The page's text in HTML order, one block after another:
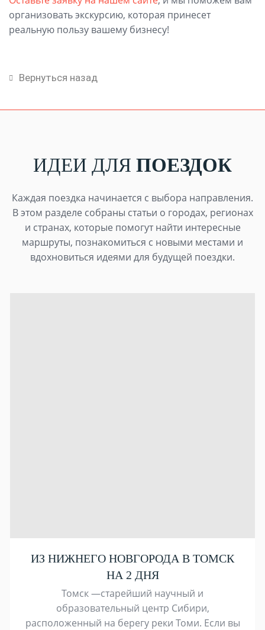
организовать экскурсию, которая принесет
реальную пользу вашему бизнесу!
Вернуться назад
ИДЕИ ДЛЯ ПОЕЗДОК
Каждая поездка начинается с выбора направления.
В этом разделе собраны статьи о городах, регионах
и странах, которые помогут найти интересные
маршруты, познакомиться с новыми местами и
вдохновиться идеями для будущей поездки.
ИЗ НИЖНЕГО НОВГОРОДА В ТОМСК
НА 2 ДНЯ
Томск —старейший научный и
образовательный центр Сибири,
расположенный на берегу реки Томи. Если вы